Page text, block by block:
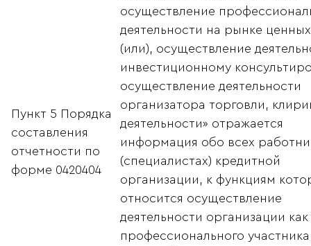
Пункт 5 Порядка
составления
отчетности по
форме 0420404
осуществление
деятельности на рынке
(или), осуществление
инвестиционному
осуществление деятельности
организатора торговли,
деятельности» отражается
информация обо всех
(специалистах) кредитной
организации, к функциям
относится осуществление
деятельности организации как
профессионального